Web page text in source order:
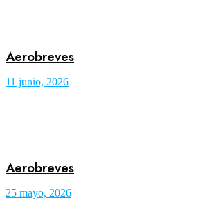
Aerobreves
11 junio, 2026
Aerobreves
25 mayo, 2026